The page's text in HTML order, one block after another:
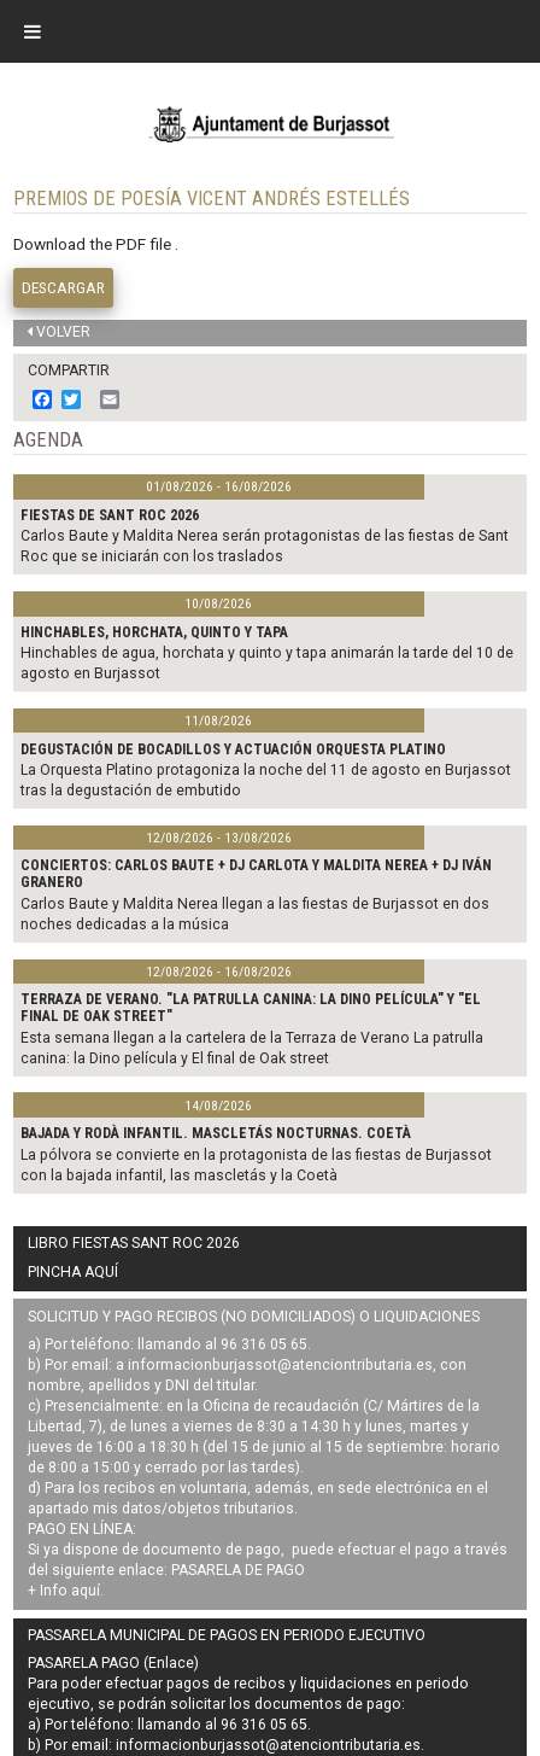
PREMIOS DE POESÍA VICENT ANDRÉS ESTELLÉS
Download the PDF file .
DESCARGAR
VOLVER
COMPARTIR
F
a
c
e
b
o
o
k
w
i
t
t
e
r
m
i
l
AGENDA
01/08/2026 - 16/08/2026
FIESTAS DE SANT ROC 2026
Carlos Baute y Maldita Nerea serán protagonistas de las fiestas de Sant
Roc que se iniciarán con los traslados
10/08/2026
HINCHABLES, HORCHATA, QUINTO Y TAPA
Hinchables de agua, horchata y quinto y tapa animarán la tarde del 10 de
agosto en Burjassot
11/08/2026
DEGUSTACIÓN DE BOCADILLOS Y ACTUACIÓN ORQUESTA PLATINO
La Orquesta Platino protagoniza la noche del 11 de agosto en Burjassot
tras la degustación de embutido
12/08/2026 - 13/08/2026
CONCIERTOS: CARLOS BAUTE + DJ CARLOTA Y MALDITA NEREA + DJ IVÁN
GRANERO
Carlos Baute y Maldita Nerea llegan a las fiestas de Burjassot en dos
noches dedicadas a la música
12/08/2026 - 16/08/2026
TERRAZA DE VERANO. "LA PATRULLA CANINA: LA DINO PELÍCULA" Y "EL
FINAL DE OAK STREET"
Esta semana llegan a la cartelera de la Terraza de Verano La patrulla
canina: la Dino película y El final de Oak street
14/08/2026
BAJADA Y RODÀ INFANTIL. MASCLETÁS NOCTURNAS. COETÀ
La pólvora se convierte en la protagonista de las fiestas de Burjassot
con la bajada infantil, las mascletás y la Coetà
LIBRO FIESTAS SANT ROC 2026
PINCHA AQUÍ
SOLICITUD Y PAGO RECIBOS (NO DOMICILIADOS) O LIQUIDACIONES
a) Por teléfono: llamando al 96 316 05 65.
b) Por email: a informacionburjassot@atenciontributaria.es, con
nombre, apellidos y DNI del titular.
c) Presencialmente: en la Oficina de recaudación (C/ Mártires de la
Libertad, 7), de lunes a viernes de 8:30 a 14:30 h y lunes, martes y
jueves de 16:00 a 18:30 h (del 15 de junio al 15 de septiembre: horario
de 8:00 a 15:00 y cerrado por las tardes).
d) Para los recibos en voluntaria, además, en sede electrónica en el
apartado mis datos/objetos tributarios.
PAGO EN LÍNEA:
Si ya dispone de documento de pago, puede efectuar el pago a través
del siguiente enlace: PASARELA DE PAGO
+ Info aquí.
PASSARELA MUNICIPAL DE PAGOS EN PERIODO EJECUTIVO
PASARELA PAGO (Enlace)
Para poder efectuar pagos derecibos y liquidaciones en periodo
ejecutivo, se podrán solicitar los documentos de pago:
a) Por teléfono: llamando al 96 316 05 65.
b) Por email:informacionburjassot@atenciontributaria.es.